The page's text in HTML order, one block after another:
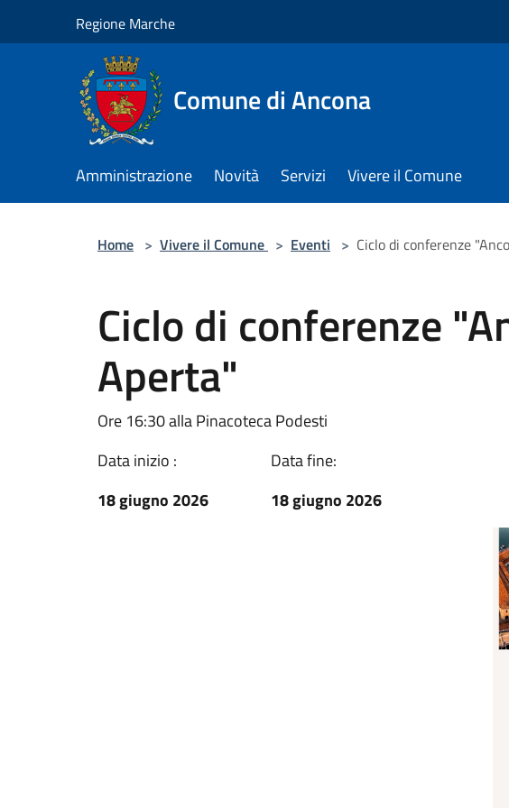
Regione Marche
Comune di Ancona
Amministrazione Novità Servizi Vivere il Comune
Home > Vivere il Comune > Eventi > Ciclo di conferenze
Ciclo di conferenze
Aperta"
Ore 16:30 alla Pinacoteca Podesti
Data inizio :
18 giugno 2026
Data fine:
18 giugno 2026